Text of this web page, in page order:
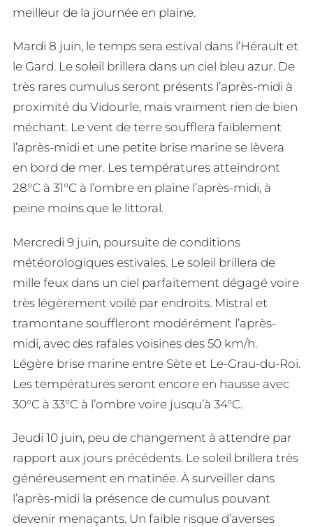
meilleur de la journée en plaine.
Mardi 8 juin, le temps sera estival dans l’Hérault et
le Gard. Le soleil brillera dans un ciel bleu azur. De
très rares cumulus seront présents l’après-midi à
proximité du Vidourle, mais vraiment rien de bien
méchant. Le vent de terre soufflera faiblement
l’après-midi et une petite brise marine se lèvera
en bord de mer. Les températures atteindront
28°C à 31°C à l’ombre en plaine l’après-midi, à
peine moins que le littoral.
Mercredi 9 juin, poursuite de conditions
météorologiques estivales. Le soleil brillera de
mille feux dans un ciel parfaitement dégagé voire
très légèrement voilé par endroits. Mistral et
tramontane souffleront modérément l’après-
midi, avec des rafales voisines des 50 km/h.
Légère brise marine entre Sète et Le-Grau-du-Roi.
Les températures seront encore en hausse avec
30°C à 33°C à l’ombre voire jusqu’à 34°C.
Jeudi 10 juin, peu de changement à attendre par
rapport aux jours précédents. Le soleil brillera très
généreusement en matinée. À surveiller dans
l’après-midi la présence de cumulus pouvant
devenir menaçants. Un faible risque d’averses